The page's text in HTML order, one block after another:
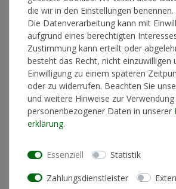
* inkl. ges. MwSt. zzgl.Versandkosten
Produktinformationen
Künstlerinformationen
Polyester
die wir in den Einstellungen benennen.
Die Datenverarbeitung kann mit
aufgrund eines berechtigten
Zustimmung kann erteilt oder
besteht das Recht, nicht einzuwilligen
Einwilligung zu einem späteren
oder zu widerrufen. Beachten Sie
und weitere Hinweise zur Verwendung
personenbezogener Daten in unserer
erklärung.
Essenziell Statistik
Zahlungsdienstleister